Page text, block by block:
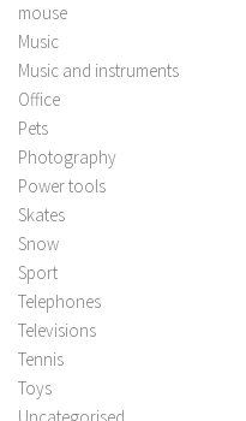
mouse
Music
Music and instruments
Office
Pets
Photography
Power tools
Skates
Snow
Sport
Telephones
Televisions
Tennis
Toys